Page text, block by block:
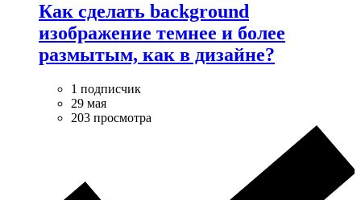
Как сделать background
изображение темнее и более
размытым, как в дизайне?
1 подписчик
29 мая
203 просмотра